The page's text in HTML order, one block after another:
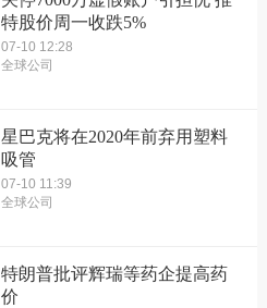
特股价周一收跌5%
07-10 12:28
全球公司
星巴克将在2020年前弃用塑料
吸管
07-10 11:39
全球公司
特朗普批评辉瑞等药企提高药
价